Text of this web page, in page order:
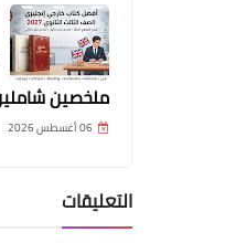
ملخصين
06 أغسطس 2026
التعليقات